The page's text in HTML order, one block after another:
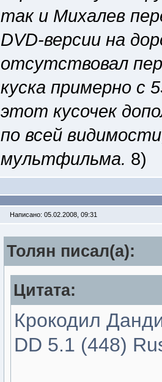
так и Михалев
DVD-версии на
отсутствовал
куска примерно
этот кусочек
по всей
мультфильма. 8)
Написано: 05.02.2008, 09:31
Толян писал(a):
Цитата:
Крокодил
DD 5.1 (448)